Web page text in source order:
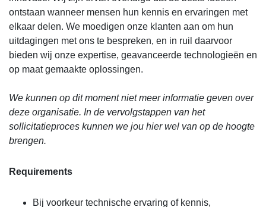
ontstaan wanneer mensen hun kennis en ervaringen met
elkaar delen. We moedigen onze klanten aan om hun
uitdagingen met ons te bespreken, en in ruil daarvoor
bieden wij onze expertise, geavanceerde technologieën en
op maat gemaakte oplossingen.
We kunnen op dit moment niet meer informatie geven over
deze organisatie. In de vervolgstappen van het
sollicitatieproces kunnen we jou hier wel van op de hoogte
brengen.
Requirements
Bij voorkeur technische ervaring of kennis,